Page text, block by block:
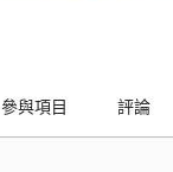
參與項目 評論